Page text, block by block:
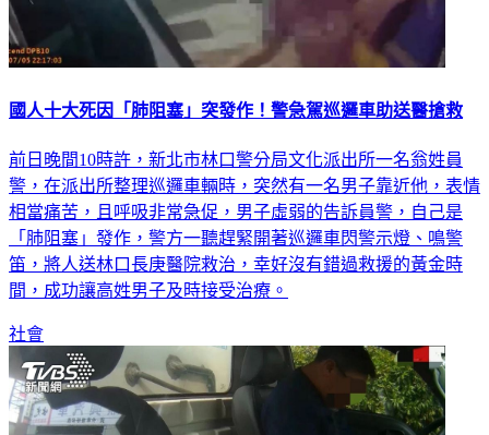
國人十大死因「肺阻塞」突發作！警急駕巡邏車助送醫搶救
前日晚間10時許，新北市林口警分局文化派出所一名翁姓員
警，在派出所整理巡邏車輛時，突然有一名男子靠近他，表情
相當痛苦，且呼吸非常急促，男子虛弱的告訴員警，自己是
「肺阻塞」發作，警方一聽趕緊開著巡邏車閃警示燈、鳴警
笛，將人送林口長庚醫院救治，幸好沒有錯過救援的黃金時
間，成功讓高姓男子及時接受治療。
社會